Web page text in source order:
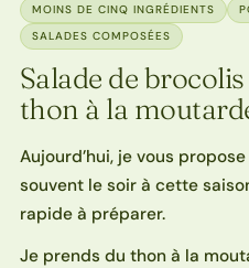
MOINS DE CINQ INGRÉDIENTS
SALADES COMPOSÉES
Salade de
thon à la
Aujourd’hui, je vous
souvent le soir à cette
rapide à préparer.
Je prends du thon à la